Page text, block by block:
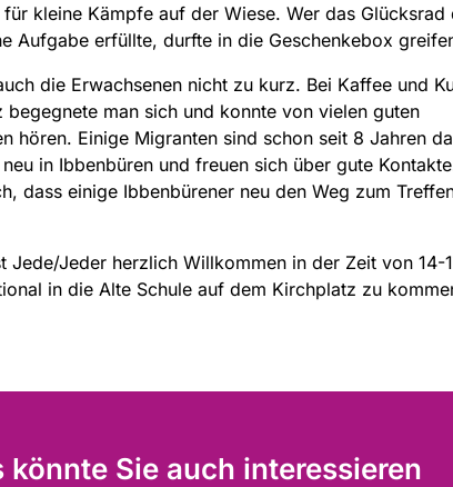
kleine Kämpfe auf der Wiese. Wer das Glücksrad
Aufgabe erfüllte, durfte in die Geschenkebox
die Erwachsenen nicht zu kurz. Bei Kaffee und
man sich und konnte von vielen guten
hören. Einige Migranten sind schon seit 8 Jahren
in Ibbenbüren und freuen sich über gute
dass einige Ibbenbürener neu den Weg zum
Jede/Jeder herzlich Willkommen in der Zeit von 14-
in die Alte Schule auf dem Kirchplatz zu
könnte Sie auch interessieren